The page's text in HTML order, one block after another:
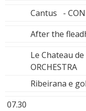
Cantus -
After the
Le Chateau
ORCHESTRA
Ribeirana e
07.30